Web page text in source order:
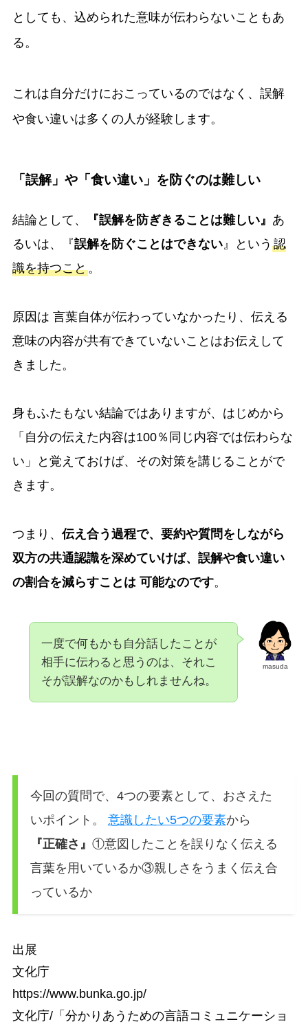
としても、込められた意味が伝わらないこともあ
る。
これは自分だけにおこっているのではなく、誤解
や食い違いは多くの人が経験します。
「誤解」や「食い違い」を防ぐのは難しい
結論として、 『誤解を防ぎきることは難しい』 あ
るいは、『誤解を防ぐことはできない』という 認
識を持つこと。
原因は 言葉自体が伝わっていなかったり、伝える
意味の内容が共有できていないことはお伝えして
きました。
身もふたもない結論ではありますが、はじめから
「自分の伝えた内容は100％同じ内容では伝わらな
い」と覚えておけば、その対策を講じることがで
きます。
つまり、 伝え合う過程で、要約や質問をしながら
双方の共通認識を深めていけば、誤解や食い違い
の割合を減らすことは 可能なのです。
masuda
一度で何もかも自分話したことが
相手に伝わると思うのは、それこ
そが誤解なのかもしれませんね。
今回の質問で、4つの要素として、おさえた
いポイント。 意識したい5つの要素から
『正確さ』 ①意図したことを誤りなく伝える
言葉を用いているか③親しさをうまく伝え合
っているか
出展
文化庁
https://www.bunka.go.jp/
文化庁/「分かりあうための言語コミュニケーショ